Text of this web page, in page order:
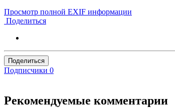
Просмотр полной EXIF информации
Поделиться
Поделиться
Подписчики 0
Рекомендуемые комментарии